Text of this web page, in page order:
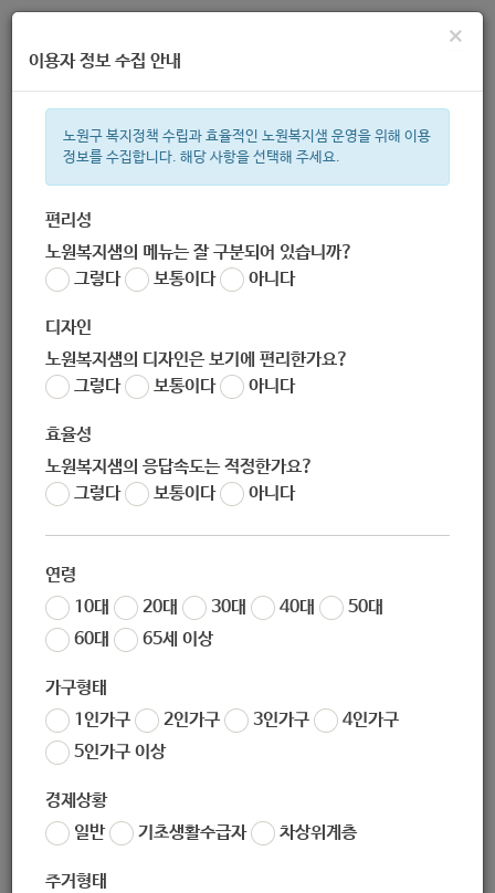
주간 인기검색어
한눈으로 보는 복지 정보
×
이용자 정보 수집 안내
노원구 복지정책 수립과 효율적인 노원복지샘 운영을 위해 이용
정보를 수집합니다. 해당 사항을 선택해 주세요.
편리성
노원복지샘의 메뉴는 잘 구분되어 있습니까?
그렇다
보통이다 아니다
디자인
노원복지샘의 디자인은 보기에 편리한가요?
그렇다
보통이다 아니다
효율성
노원복지샘의 응답속도는 적정한가요?
그렇다
보통이다 아니다
연령
10대
20대 30대 40대
50대
60대
65세 이상
가구형태
1인가구
2인가구 3인가구
4인가구
5인가구 이상
경제상황
일반
기초생활수급자 차상위계층
주거형태
하계1동주민센터
담당 복지 서비스